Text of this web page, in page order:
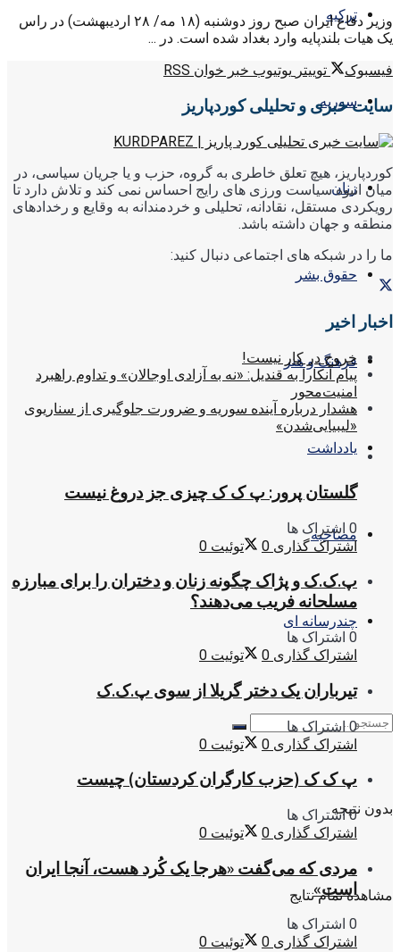
ترکیه
سوریه
زنان
حقوق بشر
فرهنگ و هنر
یادداشت
مصاحبه
چندرسانه ای
بدون نتیجه
مشاهده تمام نتایج
وزیر دفاع ایران صبح روز دوشنبه (۱۸ مه/ ۲۸ اردیبهشت) در راس
یک هیات بلندپایه وارد بغداد شده است. در ...
فیسبوک
توییتر یوتیوب خبر خوان RSS
سایت خبری و تحلیلی کوردپاریز
کوردپاریز، هیچ تعلق خاطری به گروه، حزب و یا جریان سیاسی، در
میان انبوه سیاست ورزی های رایج احساس نمی کند و تلاش دارد تا
رویکردی مستقل، نقادانه، تحلیلی و خردمندانه به وقایع و رخدادهای
منطقه و جهان داشته باشد.
ما را در شبکه های اجتماعی دنبال کنید:
اخبار اخیر
خروج در کار نیست!
پیام آنکارا به قندیل: «نه به آزادی اوجالان» و تداوم راهبرد
امنیت‌محور
هشدار درباره آینده سوریه و ضرورت جلوگیری از سناریوی
«لیبیایی‌شدن»
گلستان پرور: پ ک ک چیزی جز دروغ نیست
0 اشتراک ها
اشتراک گذاری 0 توئیت 0
پ.ک.ک و پژاک چگونه زنان و دختران را برای مبارزه
مسلحانه فریب می‌دهند؟
0 اشتراک ها
اشتراک گذاری 0 توئیت 0
تیرباران یک دختر گریلا از سوی پ.ک.ک
0 اشتراک ها
اشتراک گذاری 0 توئیت 0
پ ک ک (حزب کارگران کردستان) چیست
0 اشتراک ها
اشتراک گذاری 0 توئیت 0
مردی که می‌گفت «هرجا یک کُرد هست، آنجا ایران
است»
0 اشتراک ها
اشتراک گذاری 0 توئیت 0